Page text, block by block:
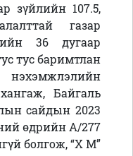
зүйлийн 107.5,
газар
36 дугаар
тус баримтлан
нэхэмжлэлийн
Байгаль
сайдын 2023
өдрийн А/277
болгож,“Х М”